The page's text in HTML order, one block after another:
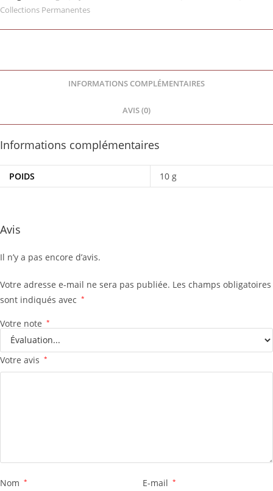
Collections Permanentes
INFORMATIONS COMPLÉMENTAIRES
AVIS (0)
Informations complémentaires
POIDS 10 g
Avis
Il n’y a pas encore d’avis.
Votre adresse e-mail ne sera pas publiée. Les champs obligatoires
sont indiqués avec *
Votre note *
Votre avis *
Nom * E-mail *